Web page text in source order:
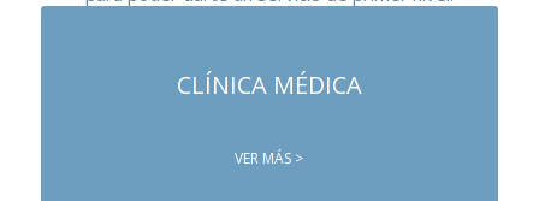
CLÍNICA MÉDICA
VER MÁS >